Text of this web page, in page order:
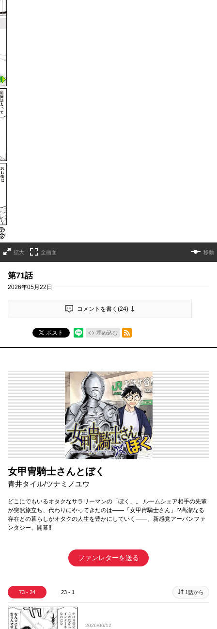
拡大 全画面 移動
第71話
2026年05月22日
コメントを書く(24)
ポスト 埋め込む
RSSフィード
女甲冑騎士さんとぼく
青井タイル/ツナミノユウ
どこにでもいるオタクなサラリーマンの「ぼく」。 ルームシェア相手の先輩
が突然旅立ち、代わりにやってきたのは――「女甲冑騎士さん」!?高潔なる
存在との暮らしがオタクの人生を豊かにしていく――。新感覚アーバンファ
ンタジー、開幕!!
ファンレターを送る
73 - 24 23 - 1 1話から
2026/06/12